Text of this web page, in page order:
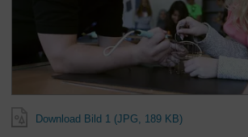
Download Bild 1 (JPG, 189 KB)